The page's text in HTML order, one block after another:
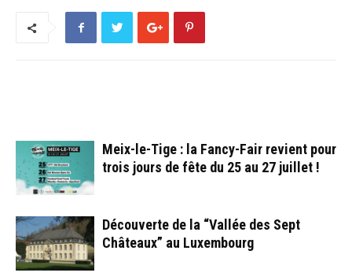
Meix-le-Tige : la Fancy-Fair revient pour
trois jours de fête du 25 au 27 juillet !
Découverte de la “Vallée des Sept
Châteaux” au Luxembourg